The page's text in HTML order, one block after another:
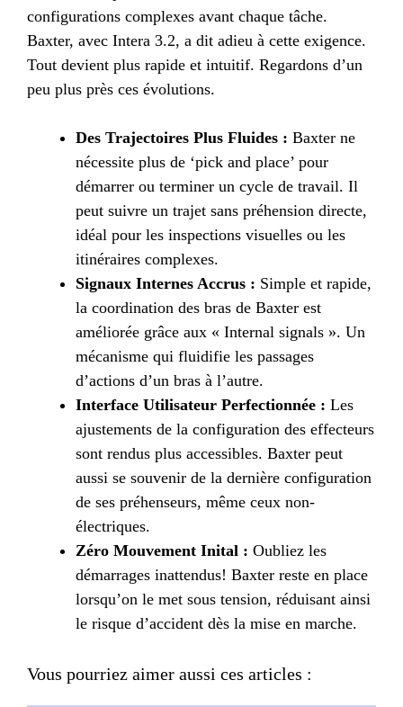
configurations complexes avant chaque tâche.
Baxter, avec Intera 3.2, a dit adieu à cette exigence.
Tout devient plus rapide et intuitif. Regardons d’un
peu plus près ces évolutions.
Des Trajectoires Plus Fluides : Baxter ne
nécessite plus de ‘pick and place’ pour
démarrer ou terminer un cycle de travail. Il
peut suivre un trajet sans préhension directe,
idéal pour les inspections visuelles ou les
itinéraires complexes.
Signaux Internes Accrus : Simple et rapide,
la coordination des bras de Baxter est
améliorée grâce aux « Internal signals ». Un
mécanisme qui fluidifie les passages
d’actions d’un bras à l’autre.
Interface Utilisateur Perfectionnée : Les
ajustements de la configuration des effecteurs
sont rendus plus accessibles. Baxter peut
aussi se souvenir de la dernière configuration
de ses préhenseurs, même ceux non-
électriques.
Zéro Mouvement Inital : Oubliez les
démarrages inattendus! Baxter reste en place
lorsqu’on le met sous tension, réduisant ainsi
le risque d’accident dès la mise en marche.
Vous pourriez aimer aussi ces articles :